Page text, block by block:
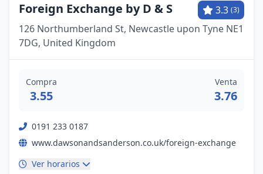
Foreign Exchange by D & S 3.3 (3)
126 Northumberland St, Newcastle upon Tyne NE1
7DG, United Kingdom
Compra
3.55
Venta
3.76
0191 233 0187
www.dawsonandsanderson.co.uk/foreign-exchange
Ver horarios